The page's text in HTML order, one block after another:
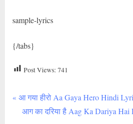
sample-lyrics
{/tabs}
Post Views: 741
Post
navigation
P
आ गया हीरो Aa Gaya Hero Hindi
N
आग का दरिया है Aag Ka Dariya Hai